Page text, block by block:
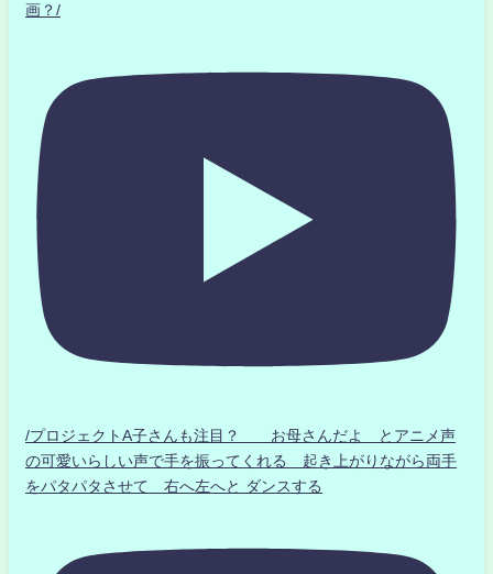
画？/
/プロジェクトA子さんも注目？ お母さんだよ とアニメ声
の可愛いらしい声で手を振ってくれる 起き上がりながら両手
をパタパタさせて 右へ左へと ダンスする